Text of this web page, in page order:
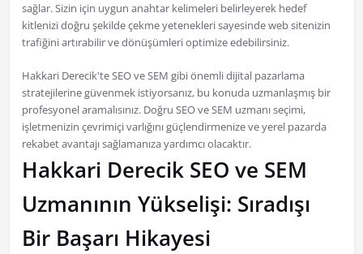
sağlar. Sizin için uygun anahtar kelimeleri belirleyerek hedef
kitlenizi doğru şekilde çekme yetenekleri sayesinde web sitenizin
trafiğini artırabilir ve dönüşümleri optimize edebilirsiniz.
Hakkari Derecik'te SEO ve SEM gibi önemli dijital pazarlama
stratejilerine güvenmek istiyorsanız, bu konuda uzmanlaşmış bir
profesyonel aramalısınız. Doğru SEO ve SEM uzmanı seçimi,
işletmenizin çevrimiçi varlığını güçlendirmenize ve yerel pazarda
rekabet avantajı sağlamanıza yardımcı olacaktır.
Hakkari Derecik SEO ve SEM
Uzmanının Yükselişi: Sıradışı
Bir Başarı Hikayesi